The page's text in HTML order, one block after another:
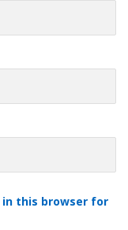
in this browser for